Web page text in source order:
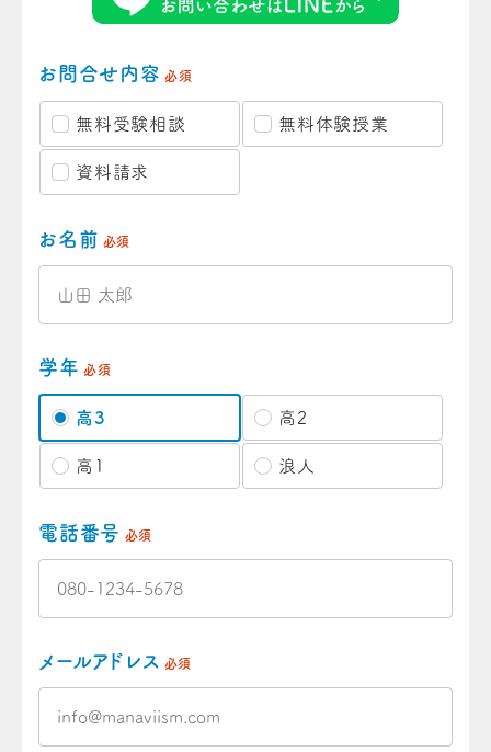
お問合せ内容 必須
無料受験相談 無料体験授業
資料請求
お名前 必須
学年 必須
高3 高2
高1 浪人
電話番号 必須
メールアドレス 必須